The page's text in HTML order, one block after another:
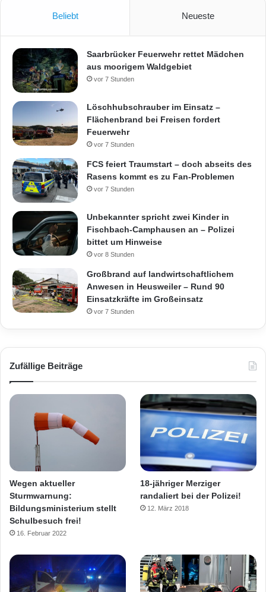
Beliebt Neueste
Saarbrücker Feuerwehr rettet Mädchen
aus moorigem Waldgebiet
vor 7 Stunden
Löschhubschrauber im Einsatz –
Flächenbrand bei Freisen fordert
Feuerwehr
vor 7 Stunden
FCS feiert Traumstart – doch abseits des
Rasens kommt es zu Fan-Problemen
vor 7 Stunden
Unbekannter spricht zwei Kinder in
Fischbach-Camphausen an – Polizei
bittet um Hinweise
vor 8 Stunden
Großbrand auf landwirtschaftlichem
Anwesen in Heusweiler – Rund 90
Einsatzkräfte im Großeinsatz
vor 7 Stunden
Zufällige Beiträge
Wegen aktueller
Sturmwarnung:
Bildungsministerium stellt
Schulbesuch frei!
16. Februar 2022
18-jähriger Merziger
randaliert bei der Polizei!
12. März 2018